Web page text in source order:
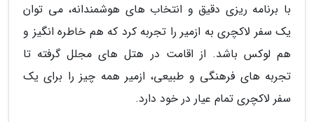
با برنامه ریزی دقیق و انتخاب های هوشمندانه، می توان
یک سفر لاکچری به ازمیر را تجربه کرد که هم خاطره انگیز و
هم لوکس باشد. از اقامت در هتل های مجلل گرفته تا
تجربه های فرهنگی و طبیعی، ازمیر همه چیز را برای یک
سفر لاکچری تمام عیار در خود دارد.